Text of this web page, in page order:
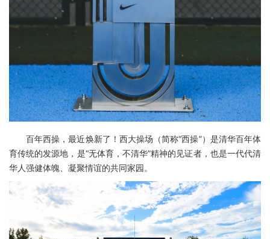
百年西操，最近焕新了！西大操场（简称“西操”）是清华百年体
育传统的发源地，是“无体育，不清华”精神的见证者，也是一代代清
华人强健体魄、凝聚情谊的共同家园。